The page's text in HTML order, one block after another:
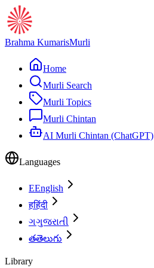
Brahma KumarisMurli
Home
Murli Search
Murli Topics
Murli Chintan
AI Murli Chintan (ChatGPT)
Languages
EEnglish
हहिंदी
ગગુજરાતી
తతెలుగు
Library